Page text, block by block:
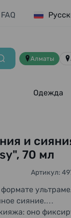
Алматы
FAQ
Одежда
и
70 мл
Артикул:
формате
сияние.
оно